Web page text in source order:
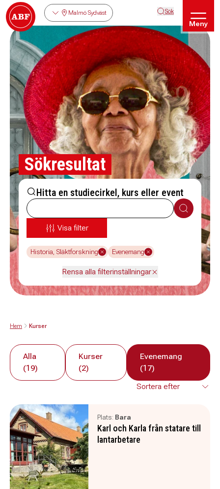
Malmö Sydväst Sök
Meny
Sökresultat
Hitta en studiecirkel, kurs eller event
Sök
Visa filter
Historia, Släktforskning Evenemang
Rensa alla filterinställningar
Hem Kurser
Alla
(19)
Kurser
(2)
Evenemang
(17)
Plats: Bara
Karl och Karla från statare till
lantarbetare